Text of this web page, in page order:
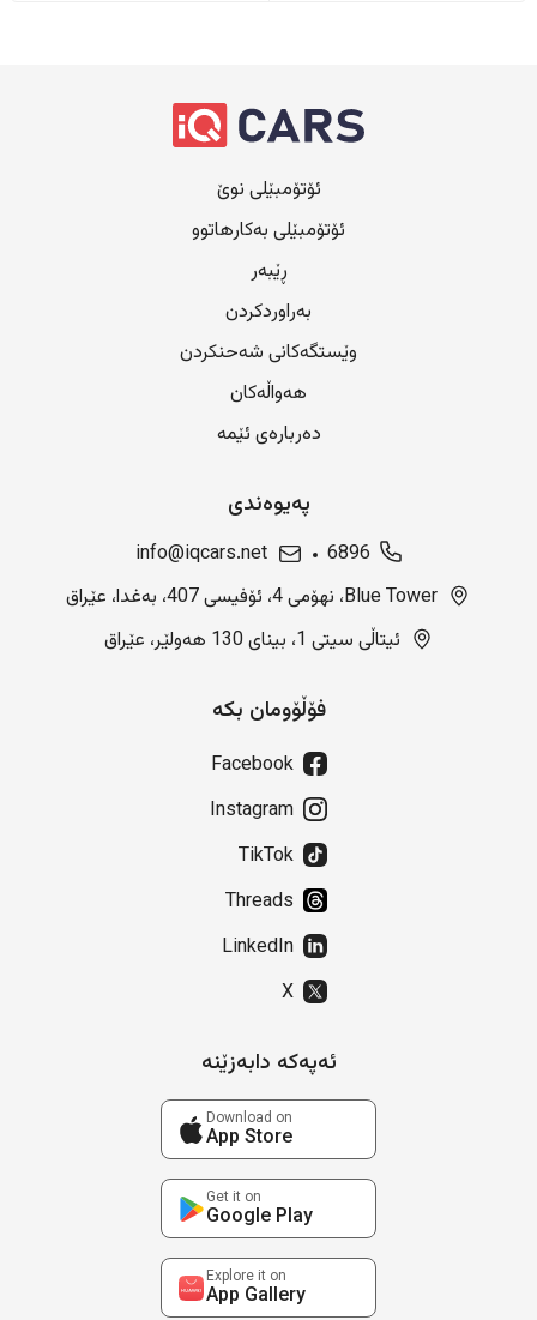
ئۆتۆمبێلی نوێ
ئۆتۆمبێلی بەکارهاتوو
ڕێبەر
بەراوردکردن
وێستگەکانی شەحنکردن
هەواڵەکان
دەربارەی ئێمە
پەیوەندی
6896
info@iqcars.net
Blue Tower، نهۆمی 4، ئۆفیسی 407، بەغدا، عێراق
ئیتاڵی سیتی 1، بینای 130 هەولێر، عێراق
فۆڵۆومان بکە
Facebook
Instagram
TikTok
Threads
LinkedIn
X
ئەپەکە دابەزێنە
Download on
App Store
Get it on
Google Play
Explore it on
App Gallery